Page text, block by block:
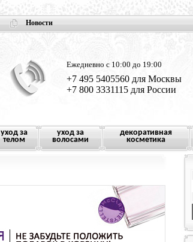
Новости
Ежедневно с 10:00 до 19:00
+7 495 5405560 для Москвы
+7 800 3331115 для России
уход за
телом
уход за
волосами
декоративная
косметика